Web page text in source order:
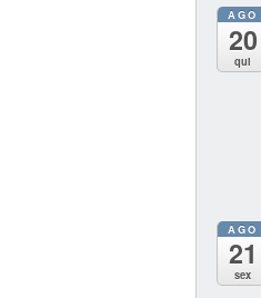
AGO
20
qui
AGO
21
sex